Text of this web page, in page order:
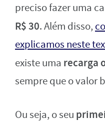
preciso fazer uma
R$ 30. Além disso,
explicamos neste
existe uma recarga
sempre que o valor
Ou seja, o seu